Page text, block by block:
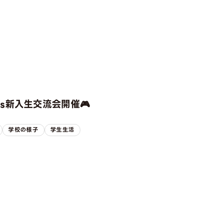
入生交流会開催🎮
学校の様子 学生生活